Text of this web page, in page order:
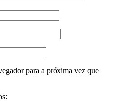
para a próxima vez que